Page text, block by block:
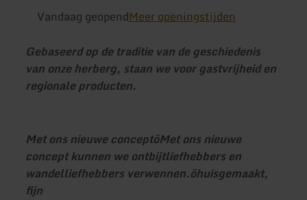
Vandaag geopendMeer openingstijden
Gebaseerd op de traditie van de geschiedenis
van onze herberg, staan we voor gastvrijheid en
regionale producten.
Met ons nieuwe conceptöMet ons nieuwe
concept kunnen we ontbijtliefhebbers en
wandelliefhebbers verwennen.öhuisgemaakt,
fijn